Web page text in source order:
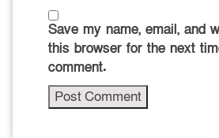
Save my name, email, and
this browser for the next
comment.